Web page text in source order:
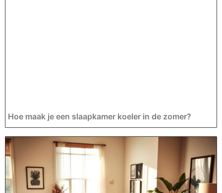
Hoe maak je een slaapkamer koeler in de zomer?